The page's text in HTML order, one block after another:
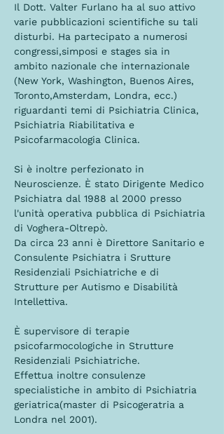
Il Dott. Valter Furlano ha al suo attivo
varie pubblicazioni scientifiche su tali
disturbi. Ha partecipato a numerosi
congressi,simposi e stages sia in
ambito nazionale che internazionale
(New York, Washington, Buenos Aires,
Toronto,Amsterdam, Londra, ecc.)
riguardanti temi di Psichiatria Clinica,
Psichiatria Riabilitativa e
Psicofarmacologia Clinica.
Si è inoltre perfezionato in
Neuroscienze. È stato Dirigente Medico
Psichiatra dal 1988 al 2000 presso
l'unità operativa pubblica di Psichiatria
di Voghera-Oltrepò.
Da circa 23 anni è Direttore Sanitario e
Consulente Psichiatra i Srutture
Residenziali Psichiatriche e di
Strutture per Autismo e Disabilità
Intellettiva.
È supervisore di terapie
psicofarmocologiche in Strutture
Residenziali Psichiatriche.
Effettua inoltre consulenze
specialistiche in ambito di Psichiatria
geriatrica(master di Psicogeratria a
Londra nel 2001).